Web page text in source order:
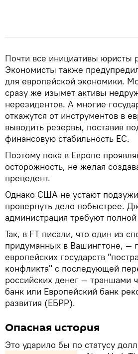
Почти все инициативы юристы
Экономисты также
для европейской экономики.
сразу же изымет активы
нерезидентов. А многие
откажутся от инструментов в
выводить резервы, поставив
финансовую стабильность ЕС.
Поэтому пока в Европе
осторожность, не желая
прецедент.
Однако США не устают
провернуть дело побыстрее.
администрация требуют
Так, в FT писали, что один из
придуманных в Вашингтоне, —
европейских государств
конфликта" с последующей
российских денег — траншами
банк или Европейский банк
развития (ЕБРР).
Опасная история
Это ударило бы по статусу